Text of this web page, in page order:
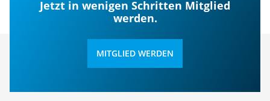
Jetzt in wenigen Schritten Mitglied
werden.
MITGLIED WERDEN